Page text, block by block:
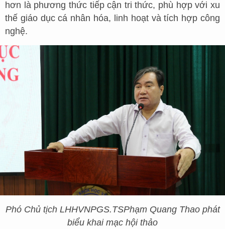
hơn là phương thức tiếp cận tri thức, phù hợp với xu
thế giáo dục cá nhân hóa, linh hoạt và tích hợp công
nghệ.
Phó Chủ tịch LHHVNPGS.TSPhạm Quang Thao phát
biểu khai mạc hội thảo